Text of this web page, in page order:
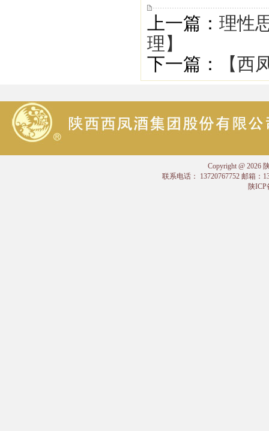
上一篇： 理性
理】
下一篇：
【西
Copyright @ 2026
联系电话： 13720767752 邮箱：
陕ICP